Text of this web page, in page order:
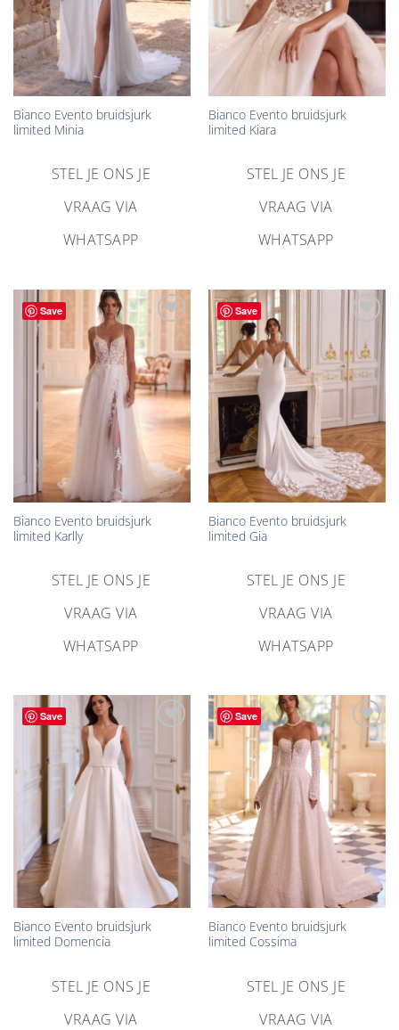
Bianco Evento bruidsjurk
limited Minia
STEL JE ONS JE
VRAAG VIA
WHATSAPP
Bianco Evento bruidsjurk
limited Kiara
STEL JE ONS JE
VRAAG VIA
WHATSAPP
Save
verlanglijst
toevoegen
Bianco Evento bruidsjurk
limited Karlly
STEL JE ONS JE
VRAAG VIA
WHATSAPP
Save
verlanglijst
toevoegen
Bianco Evento bruidsjurk
limited Gia
STEL JE ONS JE
VRAAG VIA
WHATSAPP
Save
verlanglijst
toevoegen
Bianco Evento bruidsjurk
limited Domencia
STEL JE ONS JE
VRAAG VIA
Save
verlanglijst
toevoegen
Bianco Evento bruidsjurk
limited Cossima
STEL JE ONS JE
VRAAG VIA